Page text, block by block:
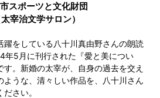
スポーツと文化財団
宰治文学サロン）
躍をしている八十川真由野さんの朗読
年5月に刊行された『愛と美につい
。新婚の太宰が、自身の過去を交え
ような、清々しい作品を、八十川さん
さい。